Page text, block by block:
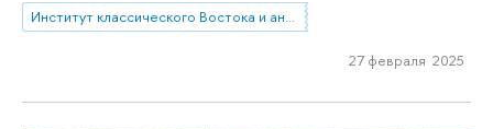
Институт классического Востока и античности
27 февраля 2025